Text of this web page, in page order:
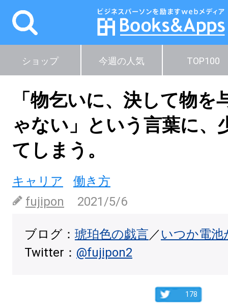
ショップ 今週の人気 TOP100
「物乞いに、決して物を
ゃない」という言葉に、
てしまう。
キャリア
働き方
fujipon
2021/5/6
ブログ： 琥珀色の戯言／いつか電
Twitter： @fujipon2
178